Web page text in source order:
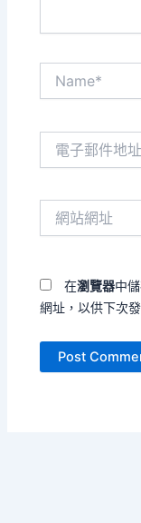
在瀏覽器中
網址，以供下次